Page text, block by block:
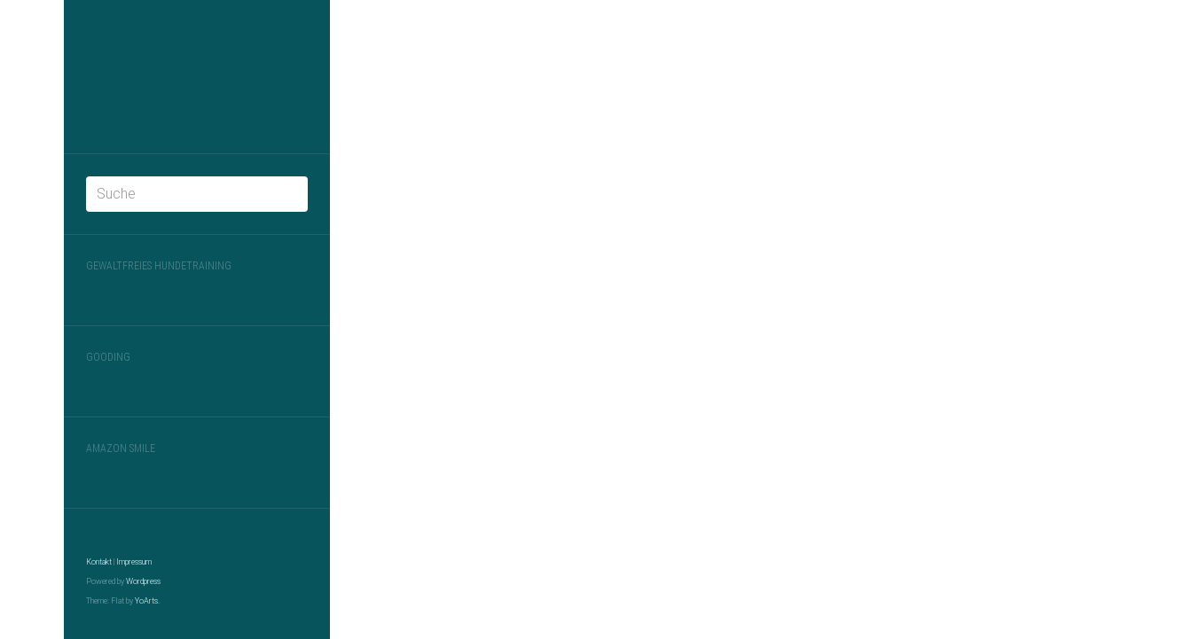
GEWALTFREIES HUNDETRAINING
GOODING
AMAZON SMILE
Kontakt Impressum
Powered by Wordpress
Theme: Flat by YoArts.